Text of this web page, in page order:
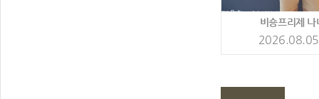
비숑프리제 나
2026.08.05